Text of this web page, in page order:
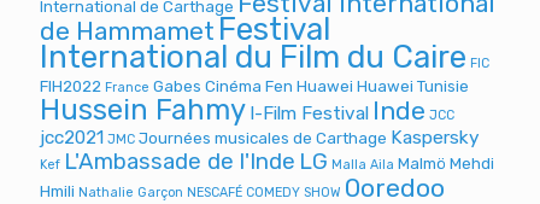
International de Carthage
de HammametFestival
International du Film du Caire FIC
FIH2022 France Gabes Cinéma Fen Huawei Huawei Tunisie
Hussein Fahmy I-Film Festival Inde JCC
jcc2021 JMC Journées musicales de Carthage Kaspersky
Kef L'Ambassade de l'Inde LG Malla Aila Malmö Mehdi
Hmili Nathalie Garçon NESCAFÉ COMEDY SHOW Ooredoo